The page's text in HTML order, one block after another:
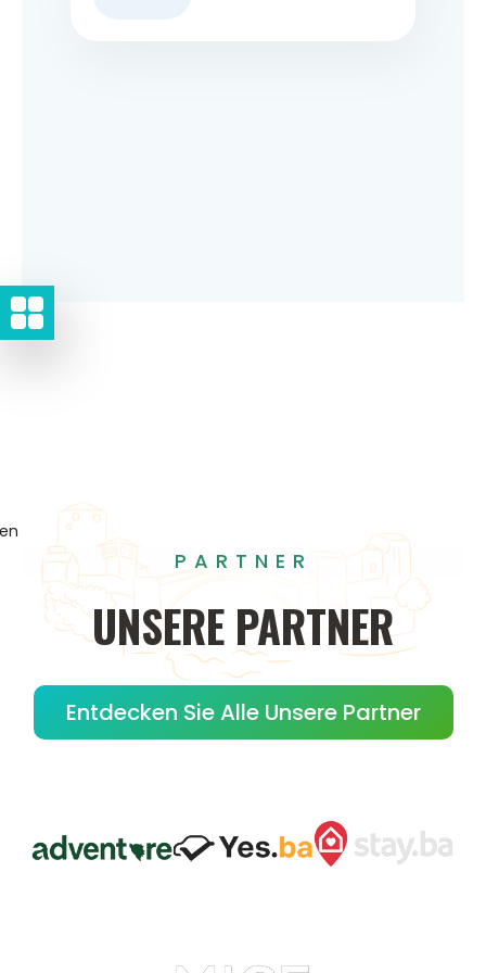
PARTNER
UNSERE PARTNER
Entdecken Sie Alle Unsere Partner